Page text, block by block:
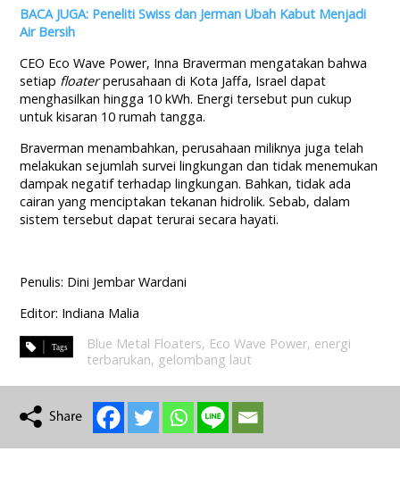
BACA JUGA: Peneliti Swiss dan Jerman Ubah Kabut Menjadi
Air Bersih
CEO Eco Wave Power, Inna Braverman mengatakan bahwa
setiap floaterperusahaan di Kota Jaffa, Israel dapat
menghasilkan hingga 10 kWh. Energi tersebut pun cukup
untuk kisaran 10 rumah tangga.
Braverman menambahkan, perusahaan miliknya juga telah
melakukan sejumlah survei lingkungan dan tidak menemukan
dampak negatif terhadap lingkungan. Bahkan, tidak ada
cairan yang menciptakan tekanan hidrolik. Sebab, dalam
sistem tersebut dapat terurai secara hayati.
Penulis: Dini Jembar Wardani
Editor: Indiana Malia
Blue Metal Floaters, Eco Wave Power, energi
terbarukan, gelombang laut